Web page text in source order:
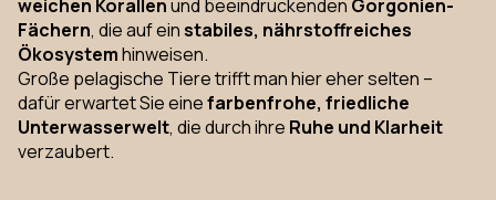
weichen Korallenund beeindruckenden Gorgonien-
Fächern, die auf einstabiles, nährstoffreiches
Ökosystemhinweisen.
Große pelagische Tiere trifft man hier eher selten –
dafür erwartet Sie einefarbenfrohe, friedliche
Unterwasserwelt, die durch ihre Ruhe und Klarheit
verzaubert.